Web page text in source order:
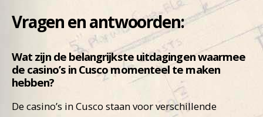
Vragen en antwoorden:
Wat zijn de belangrijkste uitdagingen waarmee
de casino’s in Cusco momenteel te maken
hebben?
De casino’s in Cusco staan voor verschillende